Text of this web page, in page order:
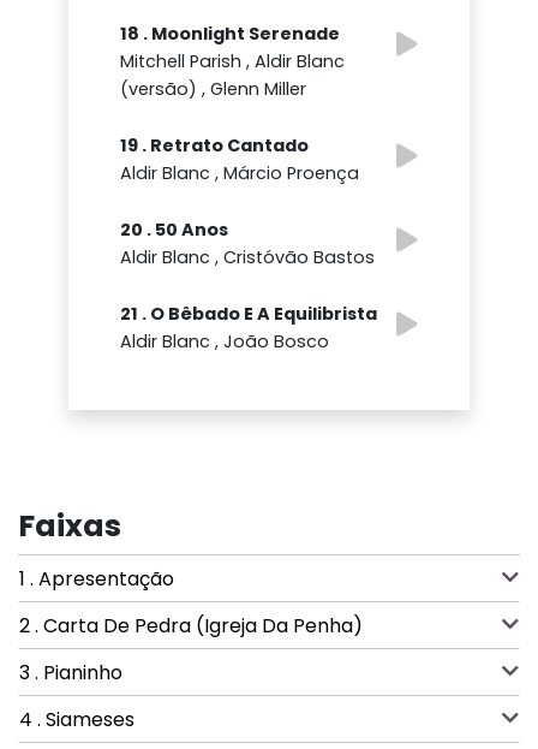
18 . Moonlight Serenade
Mitchell Parish , Aldir Blanc
(versão) , Glenn Miller
19 . Retrato Cantado
Aldir Blanc , Márcio Proença
20 . 50 Anos
Aldir Blanc , Cristóvão Bastos
21 . O Bêbado E A Equilibrista
Aldir Blanc , João Bosco
Faixas
1 . Apresentação
2 . Carta De Pedra (Igreja Da Penha)
3 . Pianinho
4 . Siameses